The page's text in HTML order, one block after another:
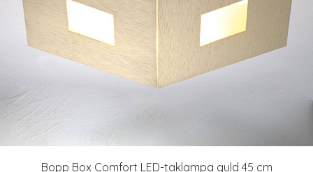
Bopp Box Comfort LED-taklampa guld 45 cm